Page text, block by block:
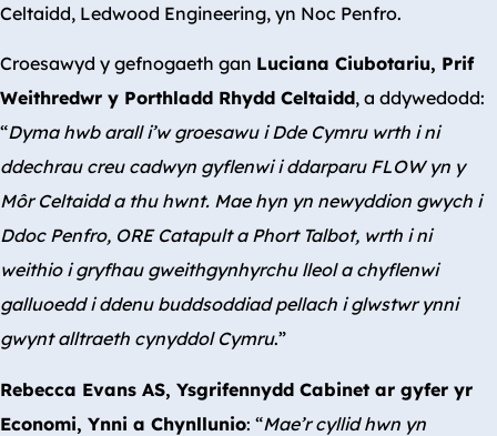
Celtaidd, Ledwood Engineering, yn Noc Penfro.
Croesawyd y gefnogaeth gan Luciana Ciubotariu, Prif
Weithredwr y Porthladd Rhydd Celtaidd, a ddywedodd:
“Dyma hwb arall i’w groesawu i Dde Cymru wrth i ni
ddechrau creu cadwyn gyflenwi i ddarparu FLOW yn y
Môr Celtaidd a thu hwnt. Mae hyn yn newyddion gwych i
Ddoc Penfro, ORE Catapult a Phort Talbot, wrth i ni
weithio i gryfhau gweithgynhyrchu lleol a chyflenwi
galluoedd i ddenu buddsoddiad pellach i glwstwr ynni
gwynt alltraeth cynyddol Cymru.”
Rebecca Evans AS, Ysgrifennydd Cabinet ar gyfer yr
Economi, Ynni a Chynllunio: “Mae’r cyllid hwn yn